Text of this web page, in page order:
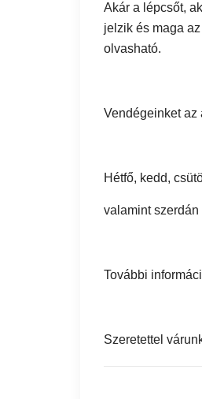
Akár a lépcsőt,
jelzik és maga
olvasható.
Vendégeinket az
Hétfő, kedd,
valamint szerdán
További
Szeretettel